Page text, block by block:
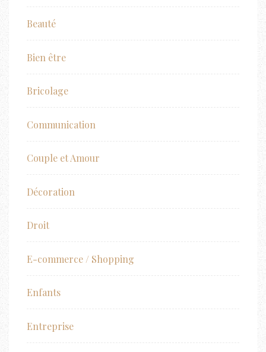
Beauté
Bien être
Bricolage
Communication
Couple et Amour
Décoration
Droit
E-commerce / Shopping
Enfants
Entreprise